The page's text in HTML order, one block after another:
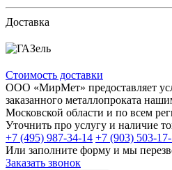
Доставка
Стоимость доставки
ООО «МирМет» предоставляет
заказанного металлопроката
Московской области и по всем
Уточнить про услугу и наличие
+7 (495) 987-34-14 +7 (903) 503-
Или заполните форму и мы
Заказать звонок